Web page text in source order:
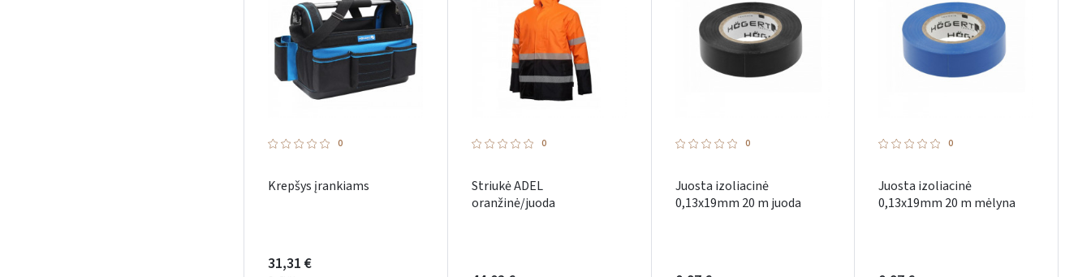
0
Krepšys įrankiams
31,31 €
0
Striukė ADEL
oranžinė/juoda
0
Juosta izoliacinė
0,13x19mm 20 m juoda
0
Juosta izoliacinė
0,13x19mm 20 m mėlyna
ARBA